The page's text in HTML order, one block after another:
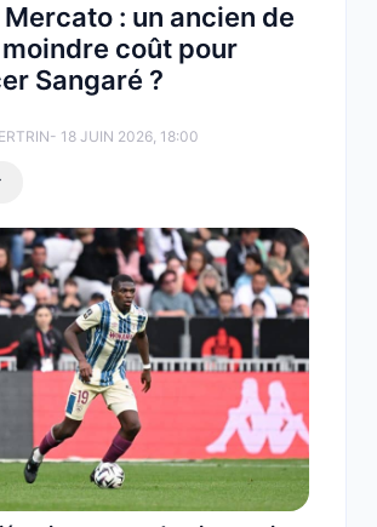
Mercato : un ancien de
moindre coût pour
Sangaré ?
- 18 JUIN 2026, 18:00